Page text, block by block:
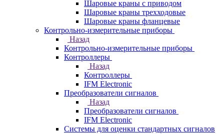
Шаровые краны с приводом
Шаровые краны трехходовые
Шаровые краны фланцевые
Контрольно-измерительные приборы
Назад
Контрольно-измерительные приборы
Контроллеры
Назад
Контроллеры
IFM Electronic
Преобразователи сигналов
Назад
Преобразователи сигналов
IFM Electronic
Системы для оценки стандартных сигналов